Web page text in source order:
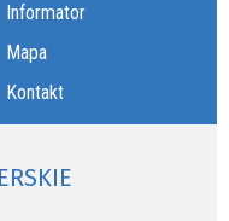
Informator
Mapa
Kontakt